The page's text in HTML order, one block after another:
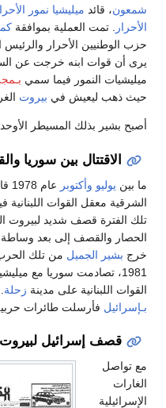
شمعون، قائد ميليشيا نمور
الأحرار
. تمت العملية بموافقة
حزب الوطنيين الأحرار والرئيس
يرى أن قوات ابنه خرجت عن
ميليشيات النمور فيما سمي
حيث ذهب ليعيش في بيروت
أصبح بشير بذلك المسيطر الأوحد
الاقتتال بين سوريا
ما بين يوليو وأكتوبر عام 1978 قام
الشرقية معقل القوات اللبنانية
تلك الفترة قصف شديد لبيروت
الحصار والقصف إلى بعد وساطة
خرج بشير الجميل من تلك
1981، تصادمت سوريا مع
القوات اللبنانية على مدينة زحلة
بـإسرائيل فأرسلت طائرات
قصف إسرائيل لبيروت
مع تواصل
الغارات
الإسرائيلية